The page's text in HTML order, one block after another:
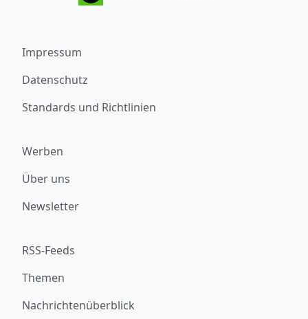
Impressum
Datenschutz
Standards und Richtlinien
Werben
Über uns
Newsletter
RSS-Feeds
Themen
Nachrichtenüberblick